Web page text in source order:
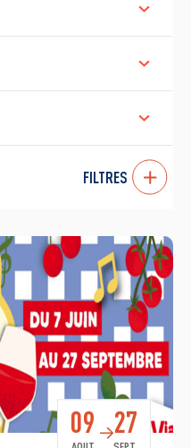
FILTRES
09 27